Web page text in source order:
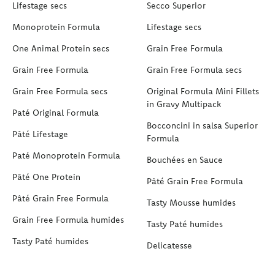
Lifestage secs
Monoprotein Formula
One Animal Protein secs
Grain Free Formula
Grain Free Formula secs
Paté Original Formula
Pâté Lifestage
Paté Monoprotein Formula
Pâté One Protein
Pâté Grain Free Formula
Grain Free Formula humides
Tasty Paté humides
Secco Superior
Lifestage secs
Grain Free Formula
Grain Free Formula secs
Original Formula Mini Fillets
in Gravy Multipack
Bocconcini in salsa Superior
Formula
Bouchées en Sauce
Pâté Grain Free Formula
Tasty Mousse humides
Tasty Paté humides
Delicatesse